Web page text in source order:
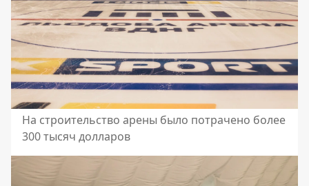
На строительство арены было потрачено более
300 тысяч долларов